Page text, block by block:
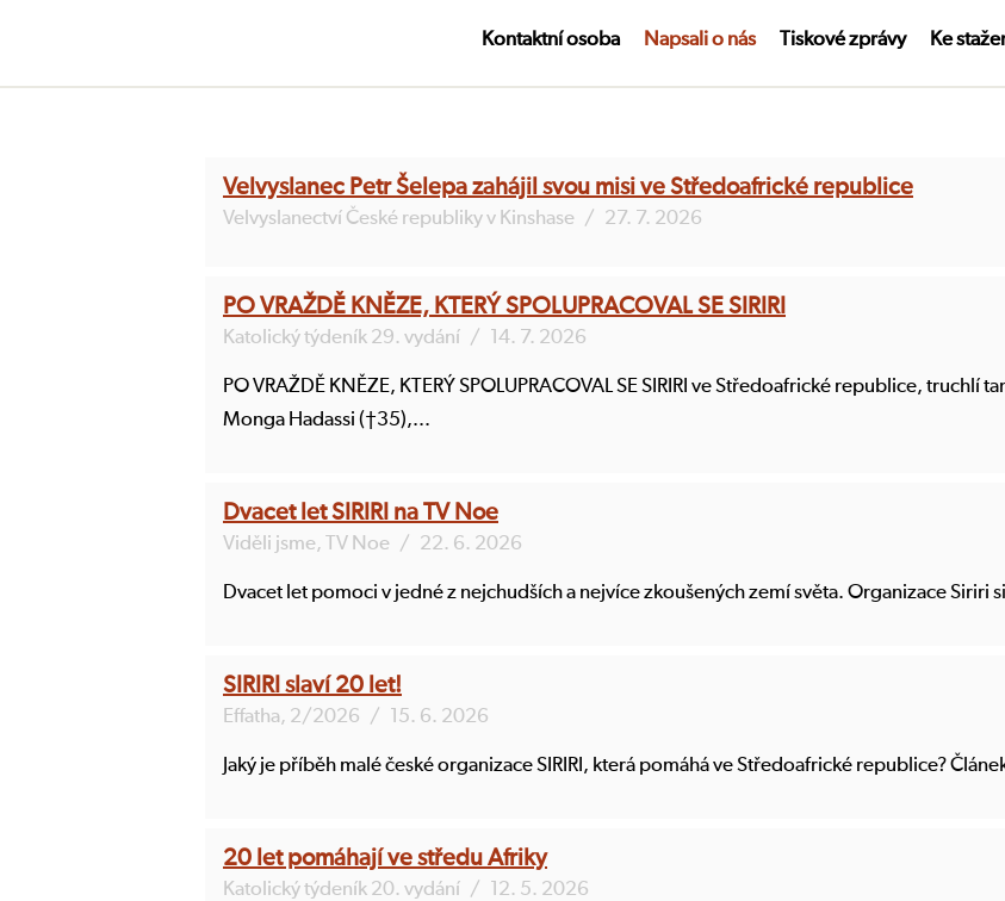
Kontaktní osoba Napsali o nás Tiskové zprávy Ke
Velvyslanec Petr Šelepa zahájil svou misi ve Středoafrické republice
Velvyslanectví České republiky v Kinshase / 27. 7. 2026
PO VRAŽDĚ KNĚZE, KTERÝ SPOLUPRACOVAL SE SIRIRI
Katolický týdeník 29. vydání / 14. 7. 2026
PO VRAŽDĚ KNĚZE, KTERÝ SPOLUPRACOVAL SE SIRIRI ve Středoafrické republice,
Monga Hadassi (†35),...
Dvacet let SIRIRI na TV Noe
Viděli jsme, TV Noe / 22. 6. 2026
Dvacet let pomoci v jedné z nejchudších a nejvíce zkoušených zemí světa. Organizace Siriri
SIRIRI slaví 20 let!
Effatha, 2/2026 / 15. 6. 2026
Jaký je příběh malé české organizace SIRIRI, která pomáhá ve Středoafrické republice?
20 let pomáhají ve středu Afriky
Katolický týdeník 20. vydání / 12. 5. 2026